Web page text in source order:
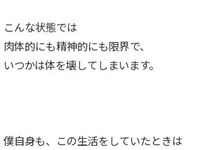
こんな状態では
肉体的にも精神的にも限界で、
いつかは体を壊してしまいます。
僕自身も、この生活をしていたときは